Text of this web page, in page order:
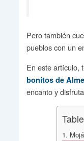
Pero también
pueblos con un
En este artículo,
bonitos de
encanto y
1.